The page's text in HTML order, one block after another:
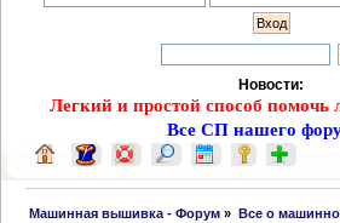
Новости:
Легкий и простой способ
Все СП нашего
Машинная вышивка - Форум » Все о